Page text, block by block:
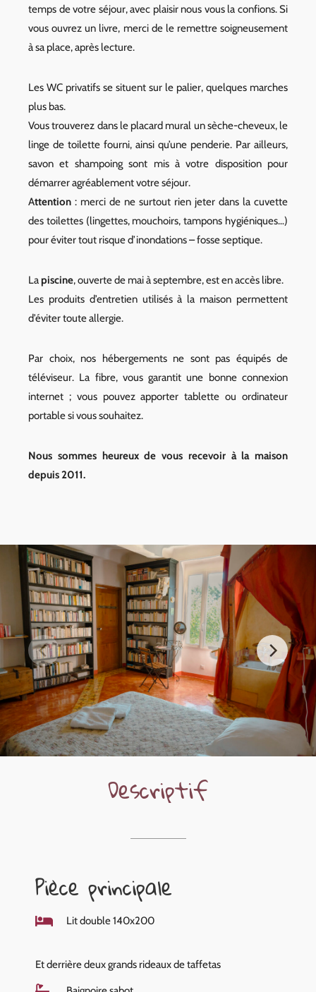
temps de votre séjour, avec plaisir nous vous la confions. Si
vous ouvrez un livre, merci de le remettre soigneusement
à sa place, après lecture.
Les WC privatifs se situent sur le palier, quelques marches
plus bas.
Vous trouverez dans le placard mural un sèche-cheveux, le
linge de toilette fourni, ainsi qu’une penderie. Par ailleurs,
savon et shampoing sont mis à votre disposition pour
démarrer agréablement votre séjour.
Attention : merci de ne surtout rien jeter dans la cuvette
des toilettes (lingettes, mouchoirs, tampons hygiéniques…)
pour éviter tout risque d’inondations – fosse septique.
Lapiscine, ouverte de mai à septembre, est en accès libre.
Les produits d’entretien utilisés à la maison permettent
d’éviter toute allergie.
Par choix, nos hébergements ne sont pas équipés de
téléviseur. La fibre, vous garantit une bonne connexion
internet ; vous pouvez apporter tablette ou ordinateur
portable si vous souhaitez.
Nous sommes heureux de vous recevoir à la maison
depuis 2011.
Descriptif
Pièce principale
Lit double 140x200
Et derrière deux grands rideaux de taffetas